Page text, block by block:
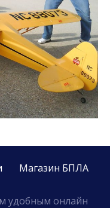
Магазин БПЛА
удобным онлайн